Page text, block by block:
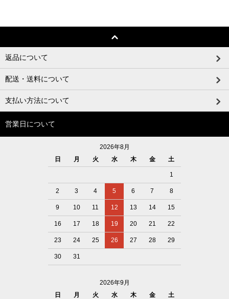
返品について
配送・送料について
支払い方法について
営業日について
2026年8月
日
月 火 水 木 金 土
1
2 3 4 5 6 7 8
9 10 11 12 13 14 15
16 17 18 19 20 21 22
23 24 25 26 27 28 29
30 31
2026年9月
日
月 火 水 木 金 土